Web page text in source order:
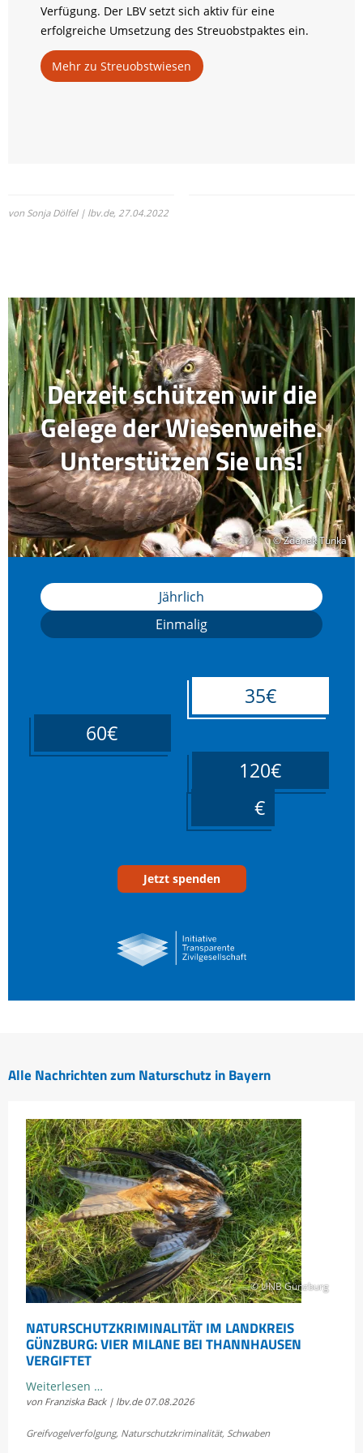
Verfügung. Der LBV setzt sich aktiv für eine
erfolgreiche Umsetzung des Streuobstpaktes ein.
Mehr zu Streuobstwiesen
von Sonja Dölfel | lbv.de, 27.04.2022
© Zdenek Tunka
© Zdenek Tunka
Derzeit schützen wir die
Gelege der Wiesenweihe.
Unterstützen Sie uns!
Jährlich
Einmalig
35€
60€
120€
Jetzt spenden
Alle Nachrichten zum Naturschutz in Bayern
© UNB Günzburg
NATURSCHUTZKRIMINALITÄT IM LANDKREIS
GÜNZBURG: VIER MILANE BEI THANNHAUSEN
VERGIFTET
Weiterlesen …Naturschutzkriminalität
im
Günzburg:
von Franziska Back | lbv.de 07.08.2026
Greifvogelverfolgung, Naturschutzkriminalität, Schwaben